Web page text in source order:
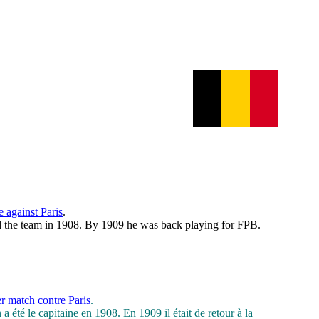
against Paris.
team in 1908. By 1909 he was back playing for FPB.
match contre Paris.
été le capitaine en 1908. En 1909 il était de retour à la